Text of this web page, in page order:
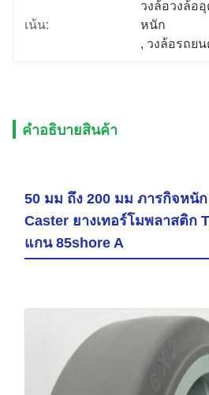
เน้น:
วงล้อวงล้อ
หนัก
, วงล้อรถย
คําอธิบายสินค้า
50 มม ถึง 200 มม ภารกิจหนั
Caster ยางเทอร์โมพลาสติก
แกน 85shore A